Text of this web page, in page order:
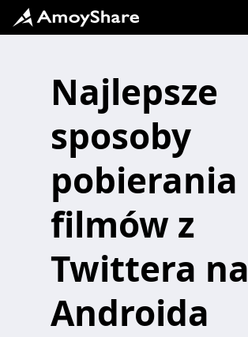
Najlepsze
sposoby
pobierania
filmów z
Twittera na
Androida